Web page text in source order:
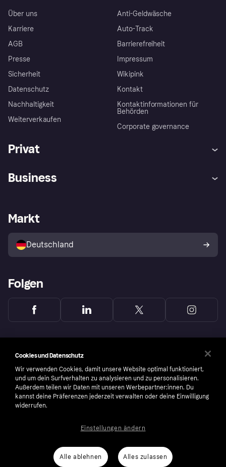
Über uns
Karriere
AGB
Presse
Sicherheit
Datenschutz
Nachhaltigkeit
Weiterverkaufen
Anti-Geldwäsche
Auto-Track
Barrierefreiheit
Impressum
Wikipink
Kontakt
Kontaktinformationen für
Behörden
Corporate governance
Privat
Klarna App
Shops entdecken
Käuferschutzrichtlinie
Dein Widerrufsrecht
Business
Händlerportal
Markt
Deutschland
Folgen
number: 556737-0431
Cookies und Datenschutz
Wir verwenden Cookies, damit unsere Website optimal funktioniert,
und um dein Surfverhalten zu analysieren und zu personalisieren.
Außerdem teilen wir Daten mit unseren Werbepartner:innen. Du
kannst deine Präferenzen jederzeit verwalten oder deine Einwilligung
widerrufen.
Alle ablehnen Alles zulassen
Einstellungen ändern